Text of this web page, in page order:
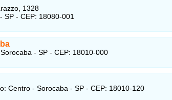
1328
SP - CEP: 18080-001
- SP - CEP: 18010-000
Centro - Sorocaba - SP - CEP: 18010-120